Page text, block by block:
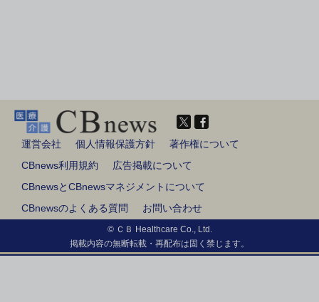
運営会社 個人情報保護方針
著作権について
CBnews利用規約
広告掲載について
CBnewsとCBnewsマネジメントについて
CBnewsのよくある質問
お問い合わせ
© ＣＢ Healthcare Co., Ltd.
掲載内容の無断転載・再配布は固く禁じます。